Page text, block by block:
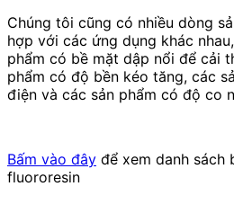
Chúng tôi cũng có nhiều dòng
hợp với các ứng dụng khác
phẩm có bề mặt dập nổi để cải
phẩm có độ bền kéo tăng, các
điện và các sản phẩm có độ co
Bấm vào đây để xem danh sách
fluororesin